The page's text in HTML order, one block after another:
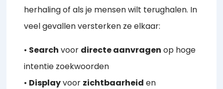
herhaling of als je mensen wilt terughalen. In
veel gevallen versterken ze elkaar:
• Search voor directe aanvragen op hoge
intentie zoekwoorden
• Displayvoor zichtbaarheid en